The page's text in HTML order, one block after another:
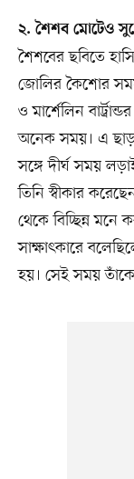
২. শৈশব মোটেও
শৈশবের ছবিতে
জোলির কৈশোর
ও মার্শেলিন
অনেক সময়। এ
সঙ্গে দীর্ঘ সময়
তিনি স্বীকার
থেকে বিচ্ছিন্ন মনে
সাক্ষাৎকারে
হয়। সেই সময়